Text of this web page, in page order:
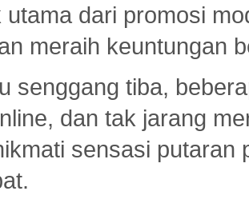
utama dari promosi
meraih keuntungan
senggang tiba,
dan tak jarang
sensasi putaran